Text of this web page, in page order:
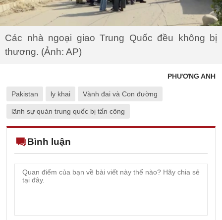
Các nhà ngoại giao Trung Quốc đều không bị
thương. (Ảnh: AP)
PHƯƠNG ANH
Pakistan ly khai Vành đai và Con đường
lãnh sự quán trung quốc bị tấn công
Bình luận